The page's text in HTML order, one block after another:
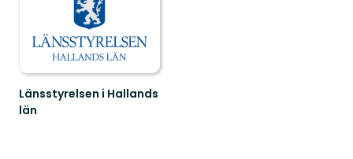
Länsstyrelsen i Hallands
län